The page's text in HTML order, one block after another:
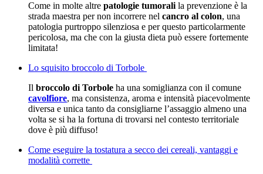
Come in molte altre patologie tumorali la prevenzione è la
strada maestra per non incorrere nel cancro al colon, una
patologia purtroppo silenziosa e per questo particolarmente
pericolosa, ma che con la giusta dieta può essere fortemente
limitata!
Lo squisito broccolo di Torbole
Il broccolo di Torbole ha una somiglianza con il comune
cavolfiore, ma consistenza, aroma e intensità piacevolmente
diversa e unica tanto da consigliarne l’assaggio almeno una
volta se si ha la fortuna di trovarsi nel contesto territoriale
dove è più diffuso!
Come eseguire la tostatura a secco dei cereali, vantaggi e
modalità corrette